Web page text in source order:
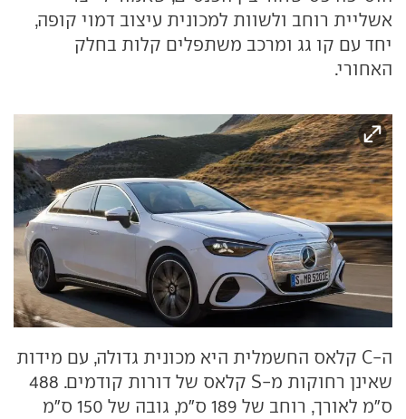
אשליית רוחב ולשוות למכונית עיצוב דמוי קופה,
יחד עם קו גג ומרכב משתפלים קלות בחלק
האחורי.
ה-C קלאס החשמלית היא מכונית גדולה, עם מידות
שאינן רחוקות מ-S קלאס של דורות קודמים. 488
ס"מ לאורך, רוחב של 189 ס"מ, גובה של 150 ס"מ